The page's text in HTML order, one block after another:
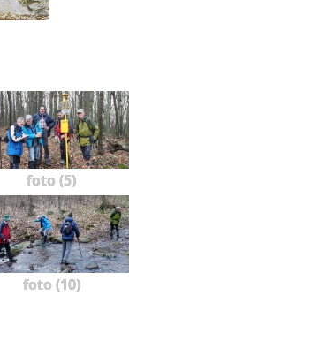
foto (5)
foto (10)